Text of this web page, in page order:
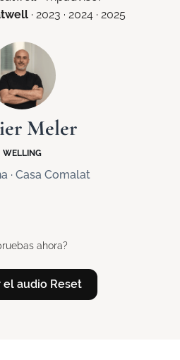
· 2023 · 2024 · 2025
Meler
WELLING
· Casa Comalat
ahora?
el audio Reset